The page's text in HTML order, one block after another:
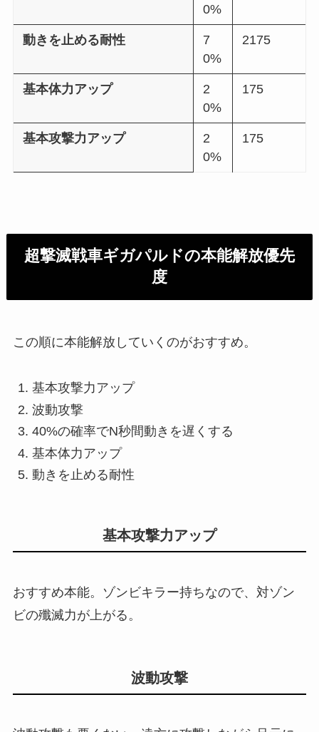
0%
動きを止める耐性
7
0%
2175
基本体力アップ
2
0%
175
基本攻撃力アップ
2
0%
175
超撃滅戦車ギガパルドの本能解放優先
度
この順に本能解放していくのがおすすめ。
基本攻撃力アップ
波動攻撃
40%の確率でN秒間動きを遅くする
基本体力アップ
動きを止める耐性
基本攻撃力アップ
おすすめ本能。ゾンビキラー持ちなので、対ゾン
ビの殲滅力が上がる。
波動攻撃